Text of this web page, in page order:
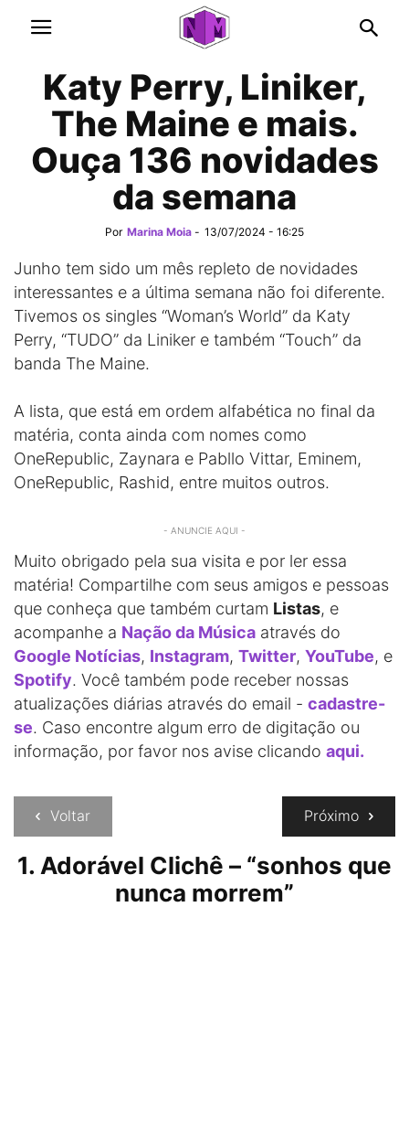
Katy Perry, Liniker,
The Maine e mais.
Ouça 136 novidades
da semana
Por Marina Moia - 13/07/2024 - 16:25
Junho tem sido um mês repleto de novidades
interessantes e a última semana não foi diferente.
Tivemos os singles “Woman’s World” da Katy
Perry, “TUDO” da Liniker e também “Touch” da
banda The Maine.
A lista, que está em ordem alfabética no final da
matéria, conta ainda com nomes como
OneRepublic, Zaynara e Pabllo Vittar, Eminem,
OneRepublic, Rashid, entre muitos outros.
- ANUNCIE AQUI -
Muito obrigado pela sua visita e por ler essa
matéria! Compartilhe com seus amigos e pessoas
que conheça que também curtam Listas, e
acompanhe a Nação da Música através do
Google Notícias, Instagram, Twitter, YouTube, e
Spotify. Você também pode receber nossas
atualizações diárias através do email - cadastre-
se. Caso encontre algum erro de digitação ou
informação, por favor nos avise clicando aqui.
Voltar Próximo
1. Adorável Clichê – “sonhos que
nunca morrem”